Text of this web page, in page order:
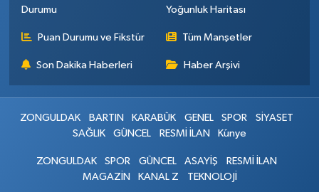
Durumu
Yoğunluk Haritası
Puan Durumu ve Fikstür Tüm Manşetler
Son Dakika Haberleri Haber Arşivi
ZONGULDAK BARTIN KARABÜK GENEL SPOR
SİYASET
SAĞLIK
GÜNCEL RESMİ İLAN Künye
ZONGULDAK SPOR GÜNCEL ASAYİŞ
RESMİ İLAN
MAGAZİN
KANAL Z TEKNOLOJİ